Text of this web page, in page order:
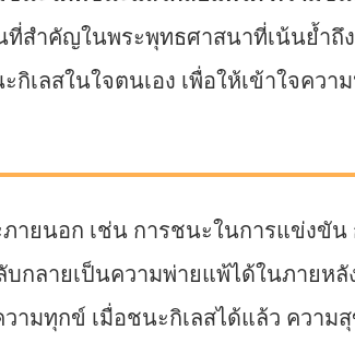
ที่สำคัญในพระพุทธศาสนาที่เน้นย้ำ
กิเลสในใจตนเอง เพื่อให้เข้าใจคว
ายนอก เช่น การชนะในการแข่งขั
กลายเป็นความพ่ายแพ้ได้ในภาย
ามทุกข์ เมื่อชนะกิเลสได้แล้ว ความ